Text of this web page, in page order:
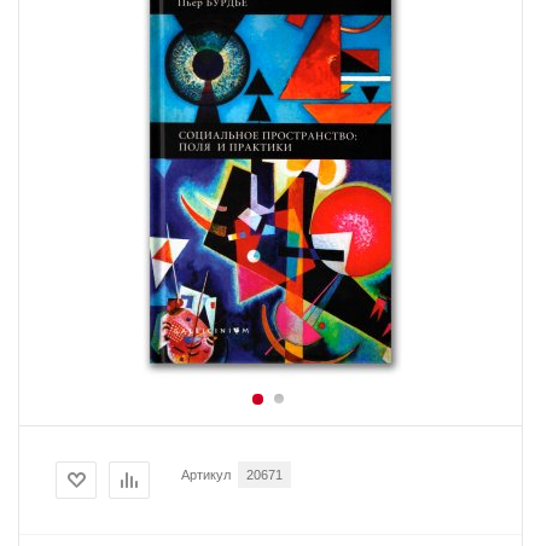
Артикул 20671